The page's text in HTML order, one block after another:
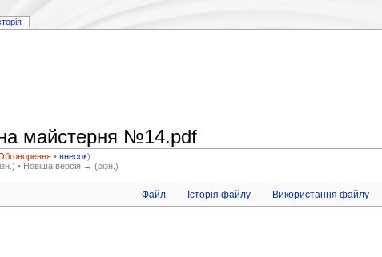
майстерня №14.pdf
•внесок)
• Новіша версія → (різн.)
Файл Історія файлу Використання файлу